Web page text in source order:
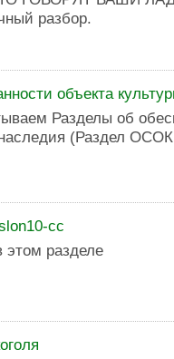
разбор.
объекта
Разделы об
наследия (Раздел
cc
этом разделе